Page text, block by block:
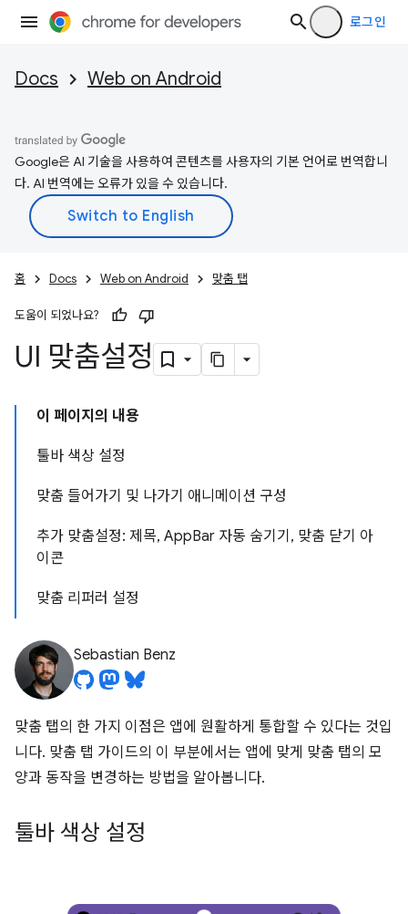
로그인
Docs Web on Android
Google은 AI 기술을 사용하여 콘텐츠를 사용자의 기본 언어로 번역합니
다. AI 번역에는 오류가 있을 수 있습니다.
홈 Docs Web on Android 맞춤 탭
도움이 되었나요?
UI 맞춤설정
이 페이지의 내용
툴바 색상 설정
맞춤 들어가기 및 나가기 애니메이션 구성
추가 맞춤설정: 제목, AppBar 자동 숨기기, 맞춤 닫기 아
이콘
맞춤 리퍼러 설정
Sebastian Benz
맞춤 탭의 한 가지 이점은 앱에 원활하게 통합할 수 있다는 것입
니다. 맞춤 탭 가이드의 이 부분에서는 앱에 맞게 맞춤 탭의 모
양과 동작을 변경하는 방법을 알아봅니다.
툴바 색상 설정